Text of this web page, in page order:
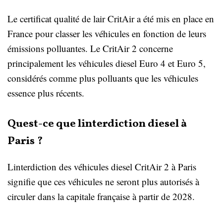
Le certificat qualité de lair CritAir a été mis en place en
France pour classer les véhicules en fonction de leurs
émissions polluantes. Le CritAir 2 concerne
principalement les véhicules diesel Euro 4 et Euro 5,
considérés comme plus polluants que les véhicules
essence plus récents.
Quest-ce que linterdiction diesel à
Paris ?
Linterdiction des véhicules diesel CritAir 2 à Paris
signifie que ces véhicules ne seront plus autorisés à
circuler dans la capitale française à partir de 2028.